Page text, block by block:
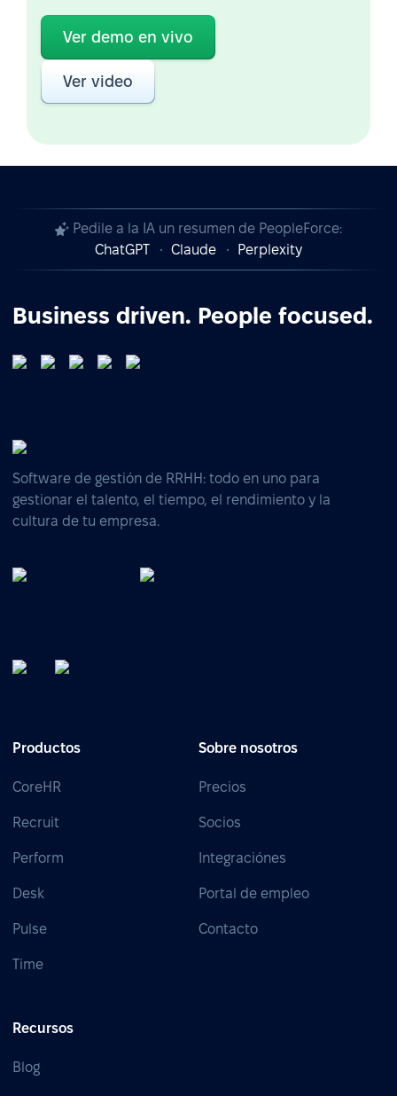
Ver demo en vivo
Ver video
Pedile a la IA un resumen de PeopleForce:
ChatGPT
Claude Perplexity
Business driven. People focused.
Software de gestión de RRHH: todo en uno para
gestionar el talento, el tiempo, el rendimiento y la
cultura de tu empresa.
Productos
CoreHR
Recruit
Perform
Desk
Pulse
Time
Sobre nosotros
Precios
Socios
Integraciónes
Portal de empleo
Contacto
Recursos
Blog